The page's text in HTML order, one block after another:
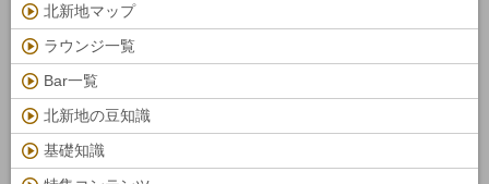
北新地マップ
ラウンジ一覧
Bar一覧
北新地の豆知識
基礎知識